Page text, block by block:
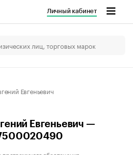
Личный кабинет
Евгеньевич
Евгеньевич —